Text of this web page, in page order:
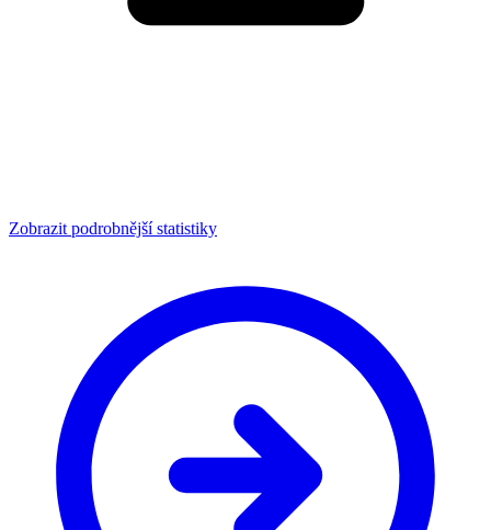
Zobrazit podrobnější statistiky